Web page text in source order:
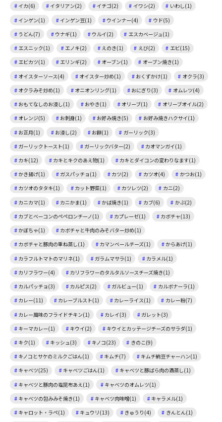
イカ(6)
イタリアン(2) イチゴ(2) イワシ(2)
いわし(1)
インゲン(1)
インゲン豆(1) ウインナー(4)
ウド(5)
うどん(7)
ウナギ(1) ウルイ(2)
エスカベージュ(1)
エスニック(1)
エノキ(2) えのき(1) えび(2)
エビ(15)
エビカツ(1)
エリンギ(2) オーブン(1)
オーブン焼き(1)
オイスターソース(4)
オイスター炒め(1) おくずかけ(1)
オクラ(3)
オクラみそ炒め(1)
オニオンリング(1) おにぎり(3)
オムレツ(4)
おもてなしのお浸し(1)
おやき(1) オリーブ(1)
オリーブオイル(2)
オレンジ(5)
お刺身(1) お好み焼き(5)
お好み焼きハクサイ(1)
お正月(1)
お浸し(2) お餅(1)
ガーリック(3)
ガーリックトースト(1)
ガーリックバター(2)
カオマンガイ(1)
カキ(12)
カキとキクのあえ物(1)
カキとダイコンの変わりなます(1)
かき揚げ(1)
ガスパッチョ(1) カツ(2) カツオ(4)
かつお(1)
カツオのタタキ(1)
カット野菜(1) カツレツ(2)
カニ(2)
カニカマ(1)
カニかま(1) かば焼き(1) カブ(6)
かぶ(2)
カブとベーコンのペペロンチーノ(1)
カプレーゼ(1)
カボチャ(13)
かぼちゃ(1)
カボチャと牛肉のみそバター炒め(1)
カボチャと豚肉の重ね蒸し(1)
カマンベールチーズ(1)
からあげ(1)
カラフルトマトのマリネ(1)
ガラムマサラ(1)
カラメル(1)
カリフラワー(4)
カリフラワーのタルタルソースチーズ焼き(1)
カルパッチョ(3)
カルピス(2) ガルビュー(1)
カルボナーラ(1)
カレー(11)
カレーブルスト(1) カレーライス(1)
カレー粉(7)
カレー風味のフライドチキン(1)
カレイ(3)
ガレット(3)
キーマカレー(1)
キウイ(2)
キウイとカッテージチーズのサラダ(1)
キク(1)
キッシュ(3) キノコ(23)
きのこ(9)
キノコとサケのミルクごはん(1)
キムチ(7)
キムチ納豆チャーハン(1)
キャベツ(25)
キャベツごはん(1)
キャベツと豚ばら肉の酒蒸し(1)
キャベツと豚肉の塩昆布あえ(1)
キャベツのオムレツ(1)
キャベツの包みみそ焼き(1)
キャベツ肉味噌(1)
キャラメル(1)
キャロット・ラペ(1)
キュウリ(13) きゅうり(4)
きんとん(1)